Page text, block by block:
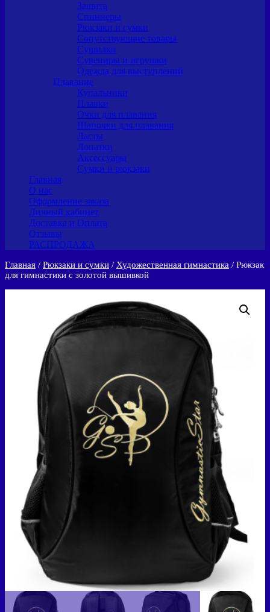
Защита
Спиннеры
Рюкзаки и сумки
Сопутствующие товары
Сушилки
Сувениры и игрушки
Одежда для выступлений
Плавание
Купальники
Плавки
Очки для плавания
Шапочки для плавания
Ласты
Лопатки
Аксессуары
Сумки и рюкзаки
Главная
О нас
Оформление заказа
Личный кабинет
Доставка и Оплата
Отзывы
РАСПРОДАЖА
Главная / Рюкзаки и сумки / Художественная гимнастика / Рюкзак
для гимнастики с золотой вышивкой